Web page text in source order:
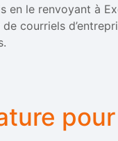
en le renvoyant à
courriels